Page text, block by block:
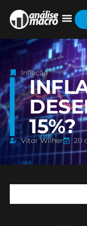
Inflação
15%?
Vitor Wilher 20